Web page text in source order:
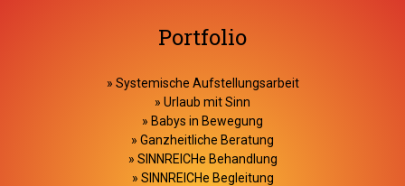
Portfolio
» Systemische Aufstellungsarbeit
» Urlaub mit Sinn
» Babys in Bewegung
» Ganzheitliche Beratung
» SINNREICHe Behandlung
» SINNREICHe Begleitung